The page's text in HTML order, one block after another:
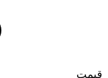
قیمت